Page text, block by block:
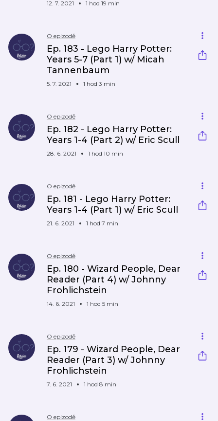
12. 7. 2021 1 hod 19 min
O epizodě
Ep. 183 - Lego Harry Potter:
Years 5-7 (Part 1) w/ Micah
Tannenbaum
5. 7. 2021 1 hod 3 min
O epizodě
Ep. 182 - Lego Harry Potter:
Years 1-4 (Part 2) w/ Eric Scull
28. 6. 2021 1 hod 10 min
O epizodě
Ep. 181 - Lego Harry Potter:
Years 1-4 (Part 1) w/ Eric Scull
21. 6. 2021 1 hod 7 min
O epizodě
Ep. 180 - Wizard People, Dear
Reader (Part 4) w/ Johnny
Frohlichstein
14. 6. 2021 1 hod 5 min
O epizodě
Ep. 179 - Wizard People, Dear
Reader (Part 3) w/ Johnny
Frohlichstein
7. 6. 2021 1 hod 8 min
O epizodě